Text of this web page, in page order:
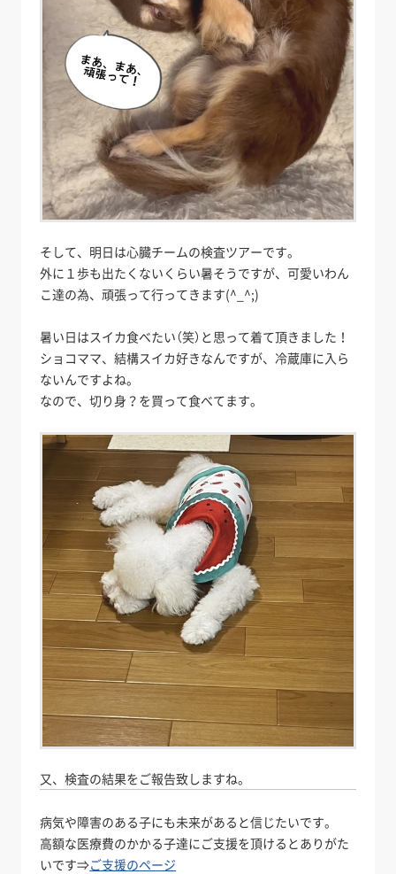
そして、明日は心臓チームの検査ツアーです。
外に１歩も出たくないくらい暑そうですが、可愛いわん
こ達の為、頑張って行ってきます(^_^;)
暑い日はスイカ食べたい（笑）と思って着て頂きました！
ショコママ、結構スイカ好きなんですが、冷蔵庫に入ら
ないんですよね。
なので、切り身？を買って食べてます。
又、検査の結果をご報告致しますね。
病気や障害のある子にも未来があると信じたいです。
高額な医療費のかかる子達にご支援を頂けるとありがた
いです⇒ご支援のページ